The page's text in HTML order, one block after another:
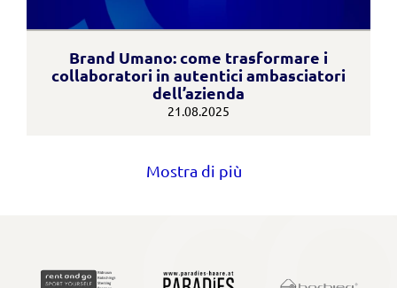
Brand Umano: come trasformare i
collaboratori in autentici ambasciatori
dell’azienda
21.08.2025
Mostra di più